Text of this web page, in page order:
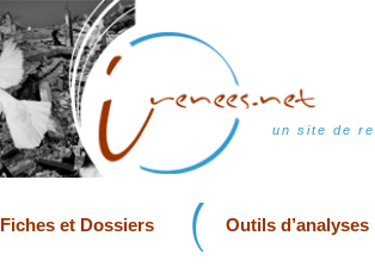
un site de
Fiches et Dossiers Outils d’analyses